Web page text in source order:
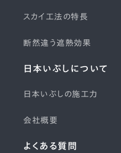
スカイ工法の特長
断然違う遮熱効果
日本いぶしについて
日本いぶしの施工力
会社概要
よくある質問